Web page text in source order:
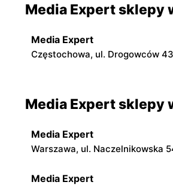
Media Expert sklepy
Media Expert
Częstochowa, ul. Drogowców 43
Media Expert sklepy
Media Expert
Warszawa, ul. Naczelnikowska
Media Expert